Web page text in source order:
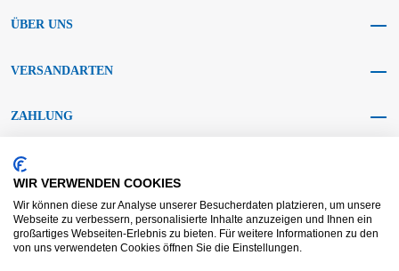
ÜBER UNS
VERSANDARTEN
ZAHLUNG
SOCIAL MEDIA
WIR VERWENDEN COOKIES
Wir können diese zur Analyse unserer Besucherdaten platzieren, um unsere
Webseite zu verbessern, personalisierte Inhalte anzuzeigen und Ihnen ein
großartiges Webseiten-Erlebnis zu bieten. Für weitere Informationen zu den
von uns verwendeten Cookies öffnen Sie die Einstellungen.